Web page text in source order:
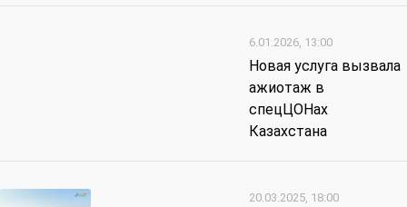
6.01.2026, 13:00
Новая услуга вызвала
ажиотаж в
спецЦОНах
Казахстана
20.03.2025, 18:00